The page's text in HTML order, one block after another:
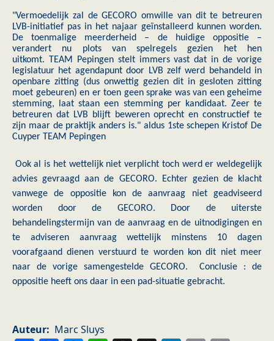
"Vermoedelijk zal de GECORO omwille van dit te betreuren
LVB-initiatief pas in het najaar geïnstalleerd kunnen worden.
De toenmalige meerderheid – de huidige oppositie –
verandert nu plots van spelregels gezien het hen
uitkomt. TEAM Pepingen stelt immers vast dat in de vorige
legislatuur het agendapunt door LVB zelf werd behandeld in
openbare zitting (dus onwettig gezien dit in gesloten zitting
moet gebeuren) en er toen geen sprake was van een geheime
stemming, laat staan een stemming per kandidaat. Zeer te
betreuren dat LVB blijft beweren oprecht en constructief te
zijn maar de praktijk anders is." aldus 1ste schepen Kristof De
Cuyper TEAM Pepingen
Ook al is het wettelijk niet verplicht toch werd er weldegelijk
advies gevraagd aan de GECORO. Echter gezien de klacht
vanwege de oppositie kon de aanvraag niet geadviseerd
worden door de GECORO. Door de uiterste
behandelingstermijn van de aanvraag en de uitnodigingen en
te adviseren aanvraag wettelijk minstens 10 dagen
voorafgaand dienen verstuurd te worden kon dit niet meer
naar de vorige samengestelde GECORO. Conclusie : de
oppositie heeft ons daar in een pad-situatie gebracht.
Auteur Marc Sluys